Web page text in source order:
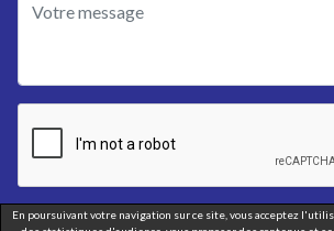
En poursuivant votre navigation sur ce site, vous acceptez